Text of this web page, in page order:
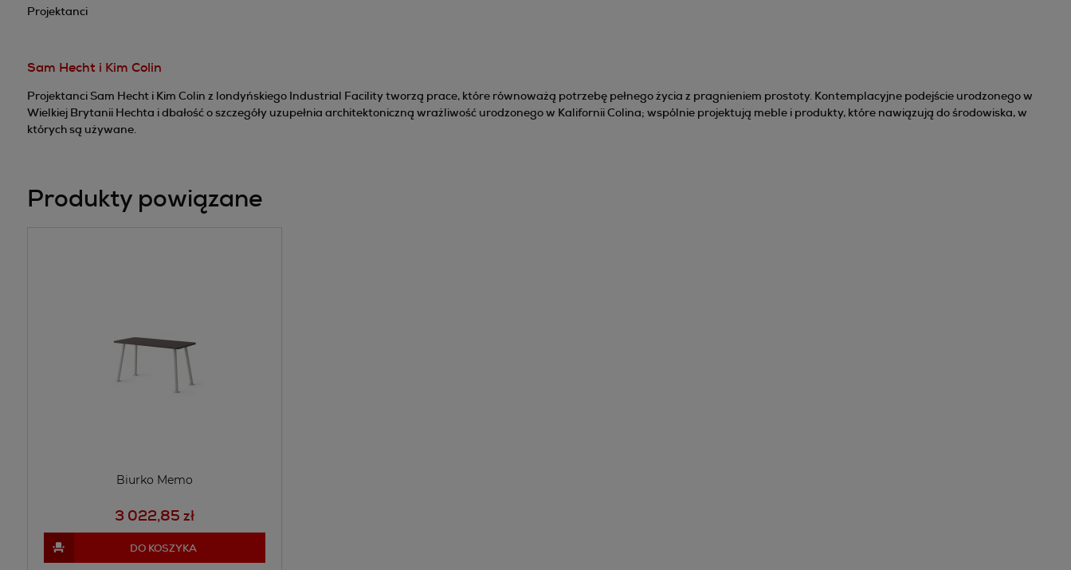
Projektanci
Sam Hecht i Kim Colin
Projektanci Sam Hecht i Kim Colin z londyńskiego Industrial Facility tworzą prace, które równoważą potrzebę pełnego życia z pragnieniem prostoty. Kontemplacyjne podejście urodzonego w
Wielkiej Brytanii Hechta i dbałość o szczegóły uzupełnia architektoniczną wrażliwość urodzonego w Kalifornii Colina; wspólnie projektują meble i produkty, które nawiązują do środowiska, w
których są używane.
Produkty powiązane
Biurko Memo
3 022,85 zł
DO KOSZYKA